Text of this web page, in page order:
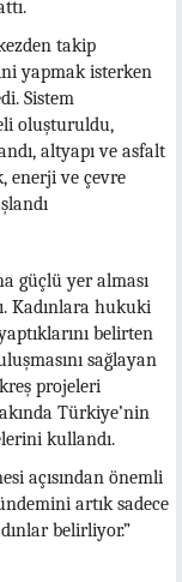
takip
yapmak isterken
Sistem
oluşturuldu,
altyapı ve asfalt
enerji ve çevre
güçlü yer alması
Kadınlara hukuki
belirten
sağlayan
projeleri
Türkiye’nin
kullandı.
açısından önemli
artık sadece
belirliyor.”